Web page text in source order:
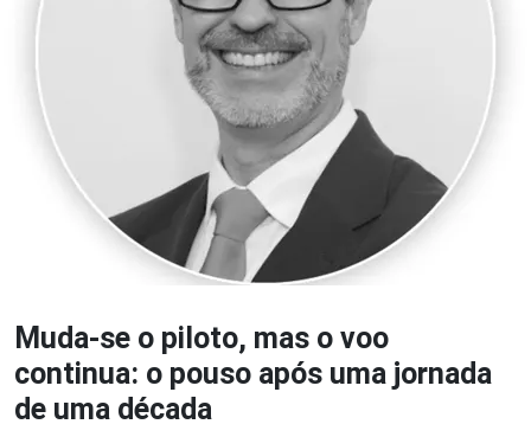
Muda-se o piloto, mas o voo
continua: o pouso após uma jornada
de uma década